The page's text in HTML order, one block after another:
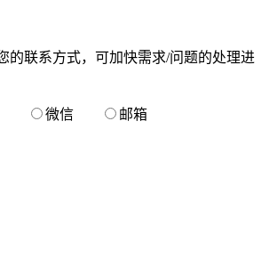
的联系方式，可加快需求/问题的处理进
微信 邮箱